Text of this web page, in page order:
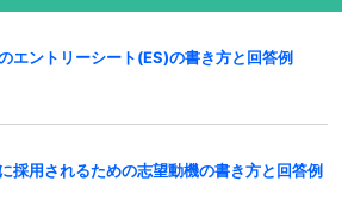
エントリーシート(ES)の書き方と回答例
採用されるための志望動機の書き方と回答例